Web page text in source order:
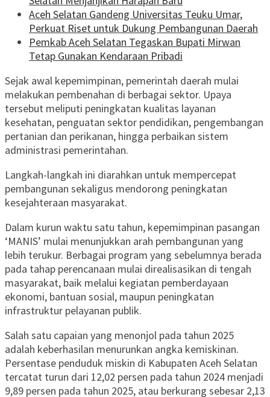
Aceh Selatan Gandeng Universitas Teuku Umar,
Perkuat Riset untuk Dukung Pembangunan Daerah
Pemkab Aceh Selatan Tegaskan Bupati Mirwan
Tetap Gunakan Kendaraan Pribadi
Sejak awal kepemimpinan, pemerintah daerah mulai
melakukan pembenahan di berbagai sektor. Upaya
tersebut meliputi peningkatan kualitas layanan
kesehatan, penguatan sektor pendidikan, pengembangan
pertanian dan perikanan, hingga perbaikan sistem
administrasi pemerintahan.
Langkah-langkah ini diarahkan untuk mempercepat
pembangunan sekaligus mendorong peningkatan
kesejahteraan masyarakat.
Dalam kurun waktu satu tahun, kepemimpinan pasangan
‘MANIS’ mulai menunjukkan arah pembangunan yang
lebih terukur. Berbagai program yang sebelumnya berada
pada tahap perencanaan mulai direalisasikan di tengah
masyarakat, baik melalui kegiatan pemberdayaan
ekonomi, bantuan sosial, maupun peningkatan
infrastruktur pelayanan publik.
Salah satu capaian yang menonjol pada tahun 2025
adalah keberhasilan menurunkan angka kemiskinan.
Persentase penduduk miskin di Kabupaten Aceh Selatan
tercatat turun dari 12,02 persen pada tahun 2024 menjadi
9,89 persen pada tahun 2025, atau berkurang sebesar 2,13